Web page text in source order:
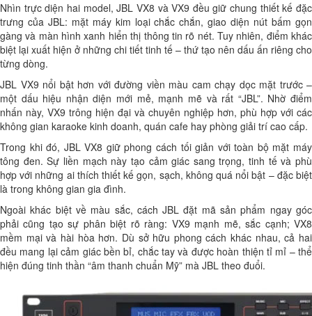
Nhìn trực diện hai model, JBL VX8 và VX9 đều giữ chung thiết kế đặc
trưng của JBL: mặt máy kim loại chắc chắn, giao diện nút bấm gọn
gàng và màn hình xanh hiển thị thông tin rõ nét. Tuy nhiên, điểm khác
biệt lại xuất hiện ở những chi tiết tinh tế – thứ tạo nên dấu ấn riêng cho
từng dòng.
JBL VX9 nổi bật hơn với đường viền màu cam chạy dọc mặt trước –
một dấu hiệu nhận diện mới mẻ, mạnh mẽ và rất “JBL”. Nhờ điểm
nhấn này, VX9 trông hiện đại và chuyên nghiệp hơn, phù hợp với các
không gian karaoke kinh doanh, quán cafe hay phòng giải trí cao cấp.
Trong khi đó, JBL VX8 giữ phong cách tối giản với toàn bộ mặt máy
tông đen. Sự liền mạch này tạo cảm giác sang trọng, tinh tế và phù
hợp với những ai thích thiết kế gọn, sạch, không quá nổi bật – đặc biệt
là trong không gian gia đình.
Ngoài khác biệt về màu sắc, cách JBL đặt mã sản phẩm ngay góc
phải cũng tạo sự phân biệt rõ ràng: VX9 mạnh mẽ, sắc cạnh; VX8
mềm mại và hài hòa hơn. Dù sở hữu phong cách khác nhau, cả hai
đều mang lại cảm giác bền bỉ, chắc tay và được hoàn thiện tỉ mỉ – thể
hiện đúng tinh thần “âm thanh chuẩn Mỹ” mà JBL theo đuổi.